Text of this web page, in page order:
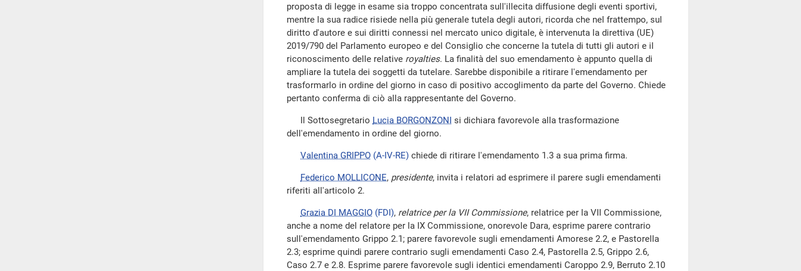
proposta di legge in esame sia troppo concentrata sull'illecita diffusione degli eventi sportivi,
mentre la sua radice risiede nella più generale tutela degli autori, ricorda che nel frattempo, sul
diritto d'autore e sui diritti connessi nel mercato unico digitale, è intervenuta la direttiva (UE)
2019/790 del Parlamento europeo e del Consiglio che concerne la tutela di tutti gli autori e il
riconoscimento delle relative royalties. La finalità del suo emendamento è appunto quella di
ampliare la tutela dei soggetti da tutelare. Sarebbe disponibile a ritirare l'emendamento per
trasformarlo in ordine del giorno in caso di positivo accoglimento da parte del Governo. Chiede
pertanto conferma di ciò alla rappresentante del Governo.
Il Sottosegretario Lucia BORGONZONI si dichiara favorevole alla trasformazione
dell'emendamento in ordine del giorno.
Valentina GRIPPO (A-IV-RE) chiede di ritirare l'emendamento 1.3 a sua prima firma.
Federico MOLLICONE, presidente, invita i relatori ad esprimere il parere sugli emendamenti
riferiti all'articolo 2.
Grazia DI MAGGIO (FDI), relatrice per la VII Commissione, relatrice per la VII Commissione,
anche a nome del relatore per la IX Commissione, onorevole Dara, esprime parere contrario
sull'emendamento Grippo 2.1; parere favorevole sugli emendamenti Amorese 2.2, e Pastorella
2.3; esprime quindi parere contrario sugli emendamenti Caso 2.4, Pastorella 2.5, Grippo 2.6,
Caso 2.7 e 2.8. Esprime parere favorevole sugli identici emendamenti Caroppo 2.9, Berruto 2.10